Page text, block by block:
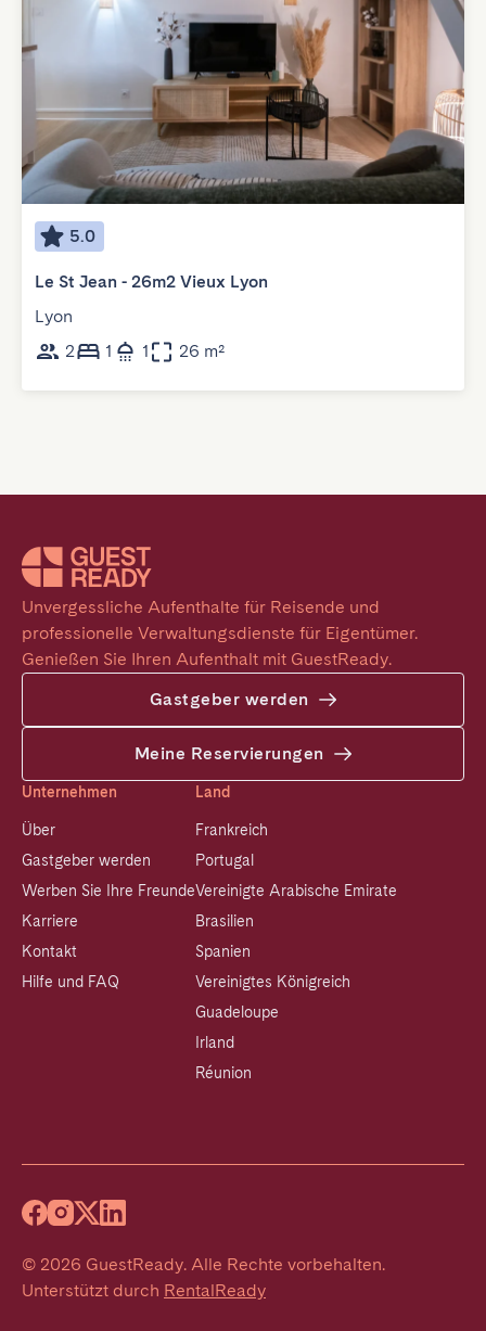
5.0
Le St Jean - 26m2 Vieux Lyon
Lyon
2
1 1 26 m²
Unvergessliche Aufenthalte für Reisende und
professionelle Verwaltungsdienste für Eigentümer.
Genießen Sie Ihren Aufenthalt mit GuestReady.
Gastgeber werden
Meine Reservierungen
Unternehmen
Über
Gastgeber werden
Werben Sie Ihre Freunde
Karriere
Kontakt
Hilfe und FAQ
Land
Frankreich
Portugal
Vereinigte Arabische Emirate
Brasilien
Spanien
Vereinigtes Königreich
Guadeloupe
Irland
Réunion
© 2026 GuestReady. Alle Rechte vorbehalten.
Unterstützt durch RentalReady